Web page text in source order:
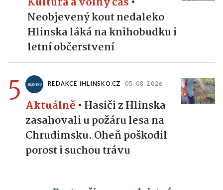
Neobjevený kout nedaleko
Hlinska láká na knihobudku i
letní občerstvení
5 REDAKCE IHLINSKO.CZ 05. 08. 2026
Aktuálně • Hasiči z Hlinska
zasahovali u požáru lesa na
Chrudimsku. Oheň poškodil
porost i suchou trávu